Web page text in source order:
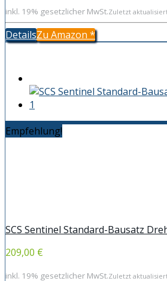
inkl. 19% gesetzlicher MwSt.Zuletzt
DetailsZu Amazon *
Empfehlung!
SCS Sentinel Standard-Bausatz
209,00 €
inkl. 19% gesetzlicher MwSt.Zuletzt